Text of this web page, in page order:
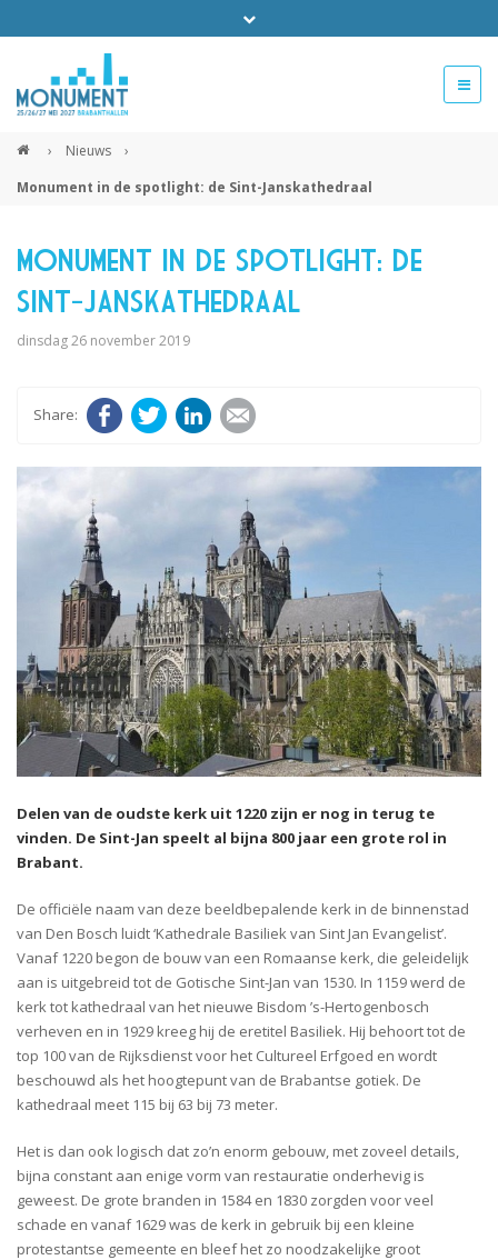
Exposanten login
› Nieuws
›
Monument in de spotlight: de Sint-Janskathedraal
Monument in de spotlight: de
Sint-Janskathedraal
dinsdag 26 november 2019
FacebookTwitter LinkedIn
Delen van de oudste kerk uit 1220 zijn er nog in terug te
vinden. De Sint-Jan speelt al bijna 800 jaar een grote rol in
Brabant.
De officiële naam van deze beeldbepalende kerk in de binnenstad
van Den Bosch luidt ‘Kathedrale Basiliek van Sint Jan Evangelist’.
Vanaf 1220 begon de bouw van een Romaanse kerk, die geleidelijk
aan is uitgebreid tot de Gotische Sint-Jan van 1530. In 1159 werd de
kerk tot kathedraal van het nieuwe Bisdom ’s-Hertogenbosch
verheven en in 1929 kreeg hij de eretitel Basiliek. Hij behoort tot de
top 100 van de Rijksdienst voor het Cultureel Erfgoed en wordt
beschouwd als het hoogtepunt van de Brabantse gotiek. De
kathedraal meet 115 bij 63 bij 73 meter.
Het is dan ook logisch dat zo’n enorm gebouw, met zoveel details,
bijna constant aan enige vorm van restauratie onderhevig is
geweest. De grote branden in 1584 en 1830 zorgden voor veel
schade en vanaf 1629 was de kerk in gebruik bij een kleine
protestantse gemeente en bleef het zo noodzakelijke groot